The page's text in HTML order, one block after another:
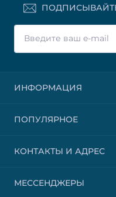
ИНФОРМАЦИЯ
ПОПУЛЯРНОЕ
КОНТАКТЫ И АДРЕС
МЕССЕНДЖЕРЫ